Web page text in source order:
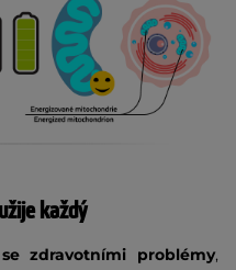
každý
zdravotními problémy,